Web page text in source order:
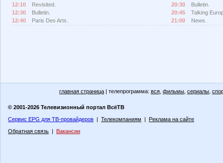
12:10
Revisited.
12:30
Bulletin.
12:40
Paris Des Arts.
20:30
Bulletin.
20:45
Talking
21:00
News.
главная страница | телепрограмма: вся фильмы сериалы
© 2001-2026 Телевизионный портал ВсёТВ
Сервис EPG для ТВ-провайдеров | Телекомпаниям | Реклама на сайте
Обратная связь | Вакансии